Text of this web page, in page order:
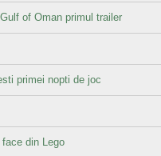
of Oman primul trailer
primei nopti de joc
din Lego